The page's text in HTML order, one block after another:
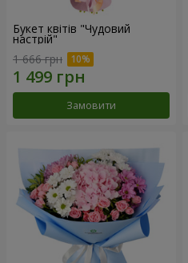
Букет квітів "Чудовий
настрій"
1 666 грн
Замовити